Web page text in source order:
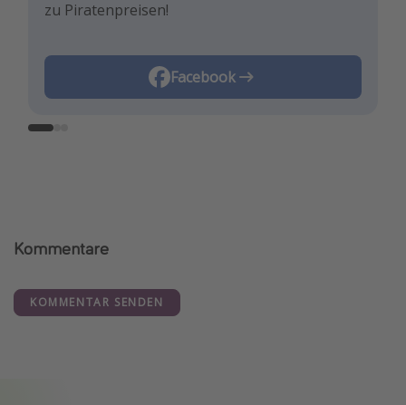
zu Piratenpreisen!
Facebook
besten Reisedeals inspirieren!
Instagram
Reisehacks!
TikTok
Kommentare
KOMMENTAR SENDEN